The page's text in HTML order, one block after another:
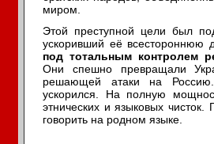
миром.
Этой преступной цели был
ускоривший её всестороннюю
под тотальным контролем
Они спешно превращали
решающей атаки на Россию.
ускорился. На полную
этнических и языковых
говорить на родном языке.